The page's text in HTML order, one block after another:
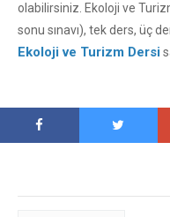
olabilirsiniz. Ekoloji ve
sonu sınavı), tek ders, üç
Ekoloji ve Turizm Dersi